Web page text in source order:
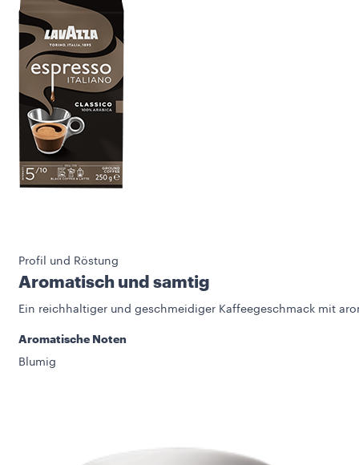
Profil und Röstung
Aromatisch und samtig
Ein reichhaltiger und geschmeidiger Kaffeegeschmack mit
Aromatische Noten
Blumig